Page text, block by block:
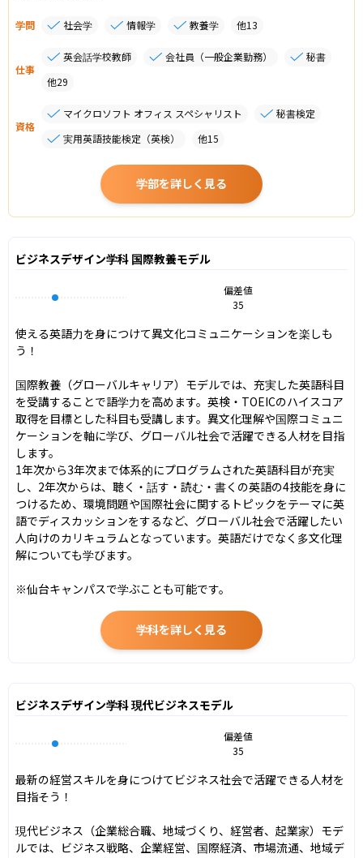
学問 社会学 情報学 教養学 他13
仕事
英会話学校教師 会社員（一般企業勤務）
秘書
他29
資格
マイクロソフト オフィス スペシャリスト
秘書検定
実用英語技能検定（英検）
他15
学部を詳しく見る
ビジネスデザイン学科 国際教養モデル
偏差値
35
使える英語力を身につけて異文化コミュニケーションを楽しも
う！
国際教養（グローバルキャリア）モデルでは、充実した英語科目
を受講することで語学力を高めます。英検・TOEICのハイスコア
取得を目標とした科目も受講します。異文化理解や国際コミュニ
ケーションを軸に学び、グローバル社会で活躍できる人材を目指
します。
1年次から3年次まで体系的にプログラムされた英語科目が充実
し、2年次からは、聴く・話す・読む・書くの英語の4技能を身に
つけるため、環境問題や国際社会に関するトピックをテーマに英
語でディスカッションをするなど、グローバル社会で活躍したい
人向けのカリキュラムとなっています。英語だけでなく多文化理
解についても学びます。
※仙台キャンパスで学ぶことも可能です。
学科を詳しく見る
ビジネスデザイン学科 現代ビジネスモデル
偏差値
35
最新の経営スキルを身につけてビジネス社会で活躍できる人材を
目指そう！
現代ビジネス（企業総合職、地域づくり、経営者、起業家）モデ
ルでは、ビジネス戦略、企業経営、国際経済、市場流通、地域デ